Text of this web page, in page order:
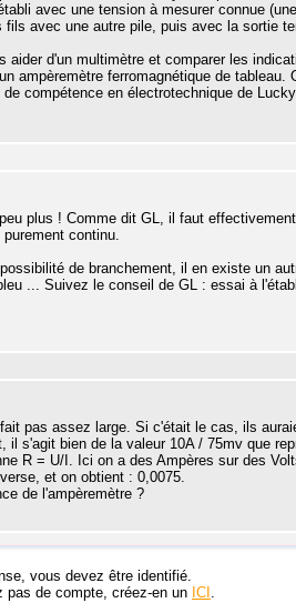
avec une tension à mesurer connue
avec une autre pile, puis avec la sortie
aider d'un multimètre et comparer les
ampèremètre ferromagnétique de tableau.
compétence en électrotechnique de
plus ! Comme dit GL, il faut
continu.
de branchement, il en existe un
... Suivez le conseil de GL : essai à
pas assez large. Si c'était le cas, ils
il s'agit bien de la valeur 10A / 75mv que
R = U/I. Ici on a des Ampères sur des
et on obtient : 0,0075.
de l'ampèremètre ?
vous devez être identifié.
pas de compte, créez-en un ICI .